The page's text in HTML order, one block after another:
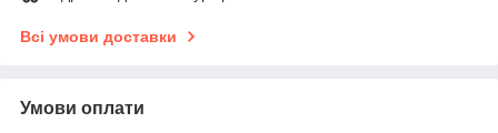
Всі умови доставки
Умови оплати